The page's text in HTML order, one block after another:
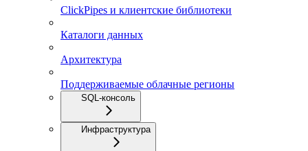
ClickPipes и клиентские библиотеки
Каталоги данных
Архитектура
Поддерживаемые облачные регионы
SQL-консоль
Инфраструктура